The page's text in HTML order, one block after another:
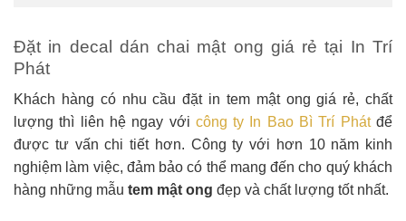
Đặt in decal dán chai mật ong giá rẻ tại In Trí
Phát
Khách hàng có nhu cầu đặt in tem mật ong giá rẻ, chất
lượng thì liên hệ ngay với công ty In Bao Bì Trí Phátđể
được tư vấn chi tiết hơn. Công ty với hơn 10 năm kinh
nghiệm làm việc, đảm bảo có thể mang đến cho quý khách
hàng những mẫu tem mật ong đẹp và chất lượng tốt nhất.